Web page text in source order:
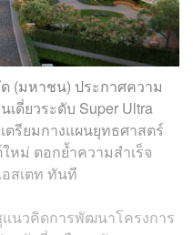
(มหาชน) ประกาศความ
เดี่ยวระดับ Super Ultra
ตรียมกางแผนยุทธศาสตร์
หม่ ตอกย้ำความสำเร็จ
สเตท ทันที
แนวคิดการพัฒนาโครงการ